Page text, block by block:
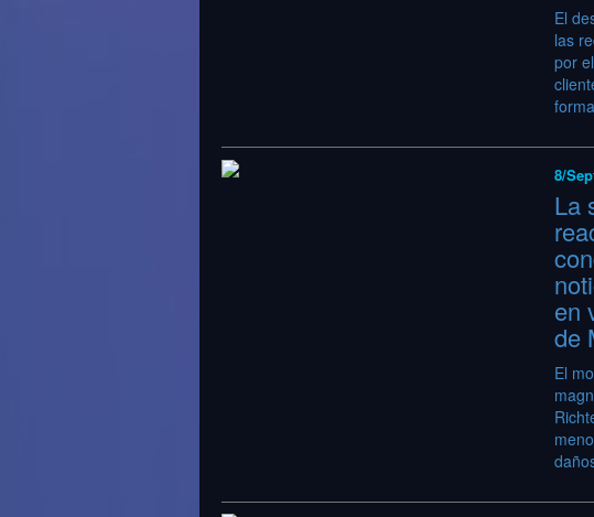
El
las
por
8/
La
en
de
El